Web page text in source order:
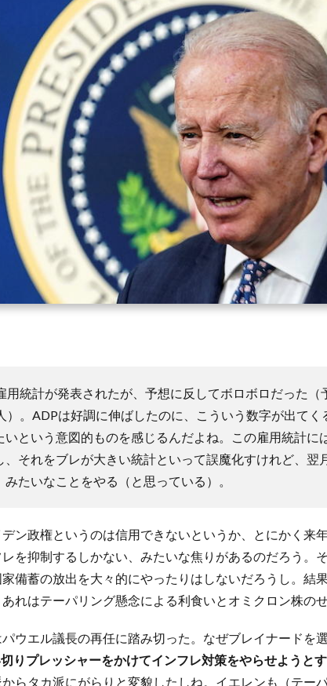
用統計が発表されたが、予想に反してボロボロだった
）。ADPは好調に伸ばしたのに、こういう数字が出てく
いという意図的ものを感じるんだよね。この雇用統計に
、それをブレが大きい統計といって誤魔化すけれど、翌
みたいなことをやる（と思っている）。
ン政権というのは信用できないというか、とにかく来
を抑制するしかない、みたいな焦りがあるのだろう。
備蓄の放出を大々的にやったりはしないだろうし。結
れはテーパリング懸念による利食いとオミクロン株のせ
ウエル議長の再任に踏み切った。なぜブレイナードを
りプレッシャーをかけてインフレ対策をやらせようと
らタカ派にがらりと変貌したしね。イエレンも（テー